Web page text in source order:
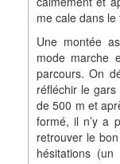
me cale dans le
Une montée
mode marche
parcours. On
réfléchir le
de 500 m et
formé, il n’y a
retrouver le
hésitations